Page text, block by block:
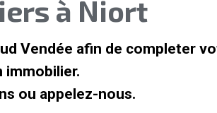
à Niort
Vendée afin de completer
immobilier.
ou appelez-nous.